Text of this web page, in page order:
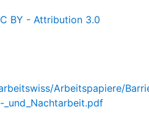
BY - Attribution 3.0
Arbeitspapiere/
_und_Nachtarbeit.pdf